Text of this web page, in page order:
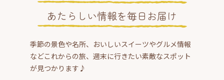
あたらしい情報を毎日お届け
季節の景色や名所、おいしいスイーツやグルメ情報
などこれからの旅、週末に行きたい素敵なスポット
が見つかります♪